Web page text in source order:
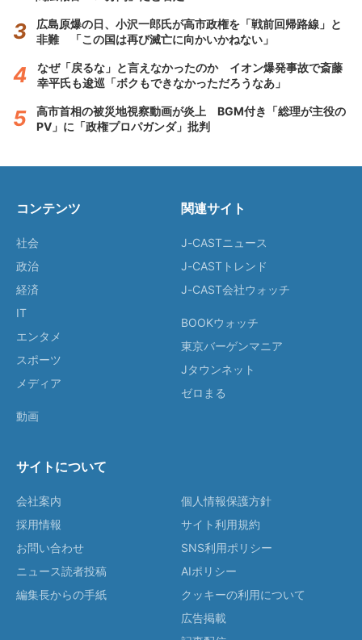
広島原爆の日、小沢一郎氏が高市政権を「戦前回帰路線」と
非難 「この国は再び滅亡に向かいかねない」
なぜ「戻るな」と言えなかったのか イオン爆発事故で斎藤
幸平氏も逡巡「ボクもできなかっただろうなあ」
高市首相の被災地視察動画が炎上 BGM付き「総理が主役の
PV」に「政権プロパガンダ」批判
コンテンツ
社会
政治
経済
IT
エンタメ
スポーツ
メディア
動画
関連サイト
J-CASTニュース
J-CASTトレンド
J-CAST会社ウォッチ
BOOKウォッチ
東京バーゲンマニア
Jタウンネット
ゼロまる
サイトについて
会社案内
採用情報
お問い合わせ
ニュース読者投稿
編集長からの手紙
個人情報保護方針
サイト利用規約
SNS利用ポリシー
AIポリシー
クッキーの利用について
広告掲載